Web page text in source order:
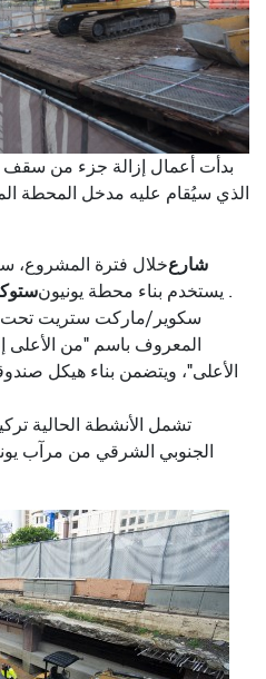
بدأت أعمال إزالة جزء من سقف
الذي سيُقام عليه مدخل المحطة
خلال فترة المشروع،شارع
. يستخدم بناء محطة يونيون
سكوير/ماركت ستريت تحت
المعروف باسم "من الأعلى
الأعلى"، ويتضمن بناء هيكل
تشمل الأنشطة الحالية
الجنوبي الشرقي من مرآب